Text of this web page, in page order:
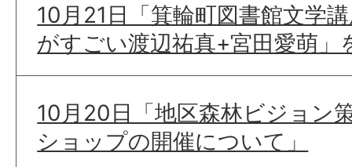
10月21日「箕輪町図書館文学
がすごい渡辺祐真+宮田愛萌」
10月20日「地区森林ビジョン
ショップの開催について」